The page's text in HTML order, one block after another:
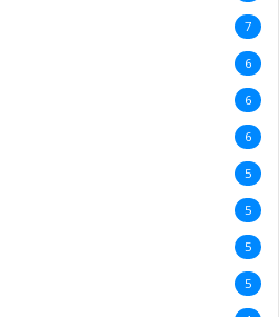
7
6
6
6
5
5
5
5